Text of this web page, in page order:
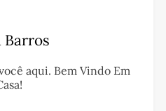
Barros
aqui. Bem Vindo Em